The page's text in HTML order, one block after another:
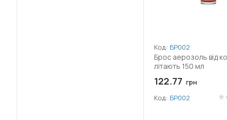
Код: БР002
Брос аерозоль від
літають 150 мл
122.77 грн
Код: БР002